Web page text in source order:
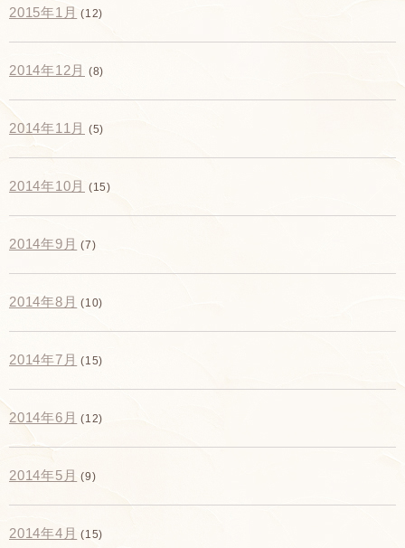
2015年1月 (12)
2014年12月 (8)
2014年11月 (5)
2014年10月 (15)
2014年9月 (7)
2014年8月 (10)
2014年7月 (15)
2014年6月 (12)
2014年5月 (9)
2014年4月 (15)